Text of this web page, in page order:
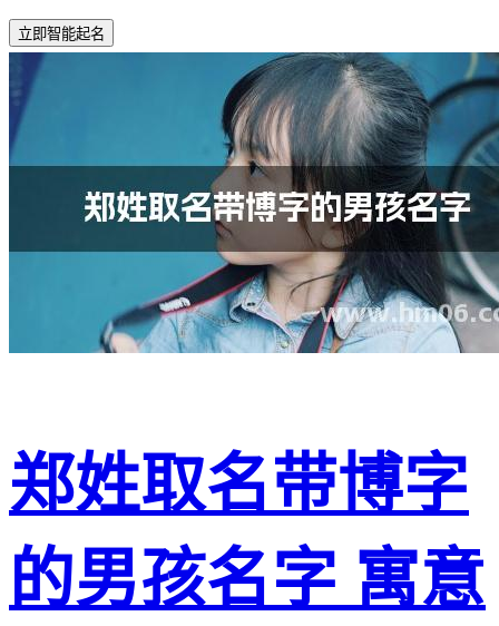
立即智能起名
郑姓取名带博字
的男孩名字 寓意